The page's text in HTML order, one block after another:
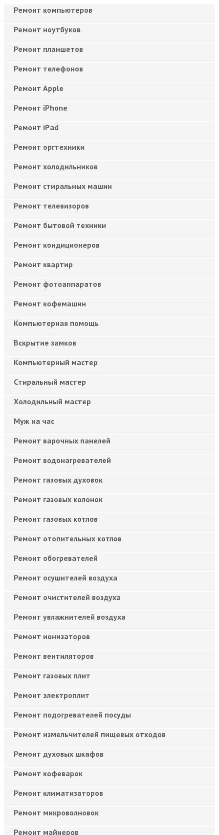
Ремонт компьютеров
Ремонт ноутбуков
Ремонт планшетов
Ремонт телефонов
Ремонт Apple
Ремонт iPhone
Ремонт iPad
Ремонт оргтехники
Ремонт холодильников
Ремонт стиральных машин
Ремонт телевизоров
Ремонт бытовой техники
Ремонт кондиционеров
Ремонт квартир
Ремонт фотоаппаратов
Ремонт кофемашин
Компьютерная помощь
Вскрытие замков
Компьютерный мастер
Cтиральный мастер
Холодильный мастер
Муж на час
Ремонт варочных панелей
Ремонт водонагревателей
Ремонт газовых духовок
Ремонт газовых колонок
Ремонт газовых котлов
Ремонт отопительных котлов
Ремонт обогревателей
Ремонт осушителей воздуха
Ремонт очистителей воздуха
Ремонт увлажнителей воздуха
Ремонт ионизаторов
Ремонт вентиляторов
Ремонт газовых плит
Ремонт электроплит
Ремонт подогревателей посуды
Ремонт измельчителей пищевых отходов
Ремонт духовых шкафов
Ремонт кофеварок
Ремонт климатизаторов
Ремонт микроволновок
Ремонт майнеров